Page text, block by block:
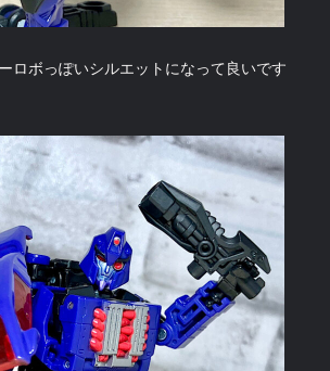
ロボっぽいシルエットになって良いです